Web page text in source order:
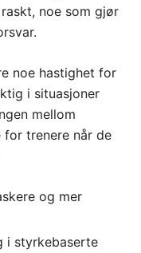
noe som gjør
noe hastighet for
i situasjoner
mellom
trenere når de
og mer
i styrkebaserte